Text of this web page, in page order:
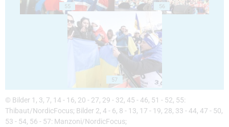
55 56
57
© Bilder 1, 3, 7, 14 - 16, 20 - 27, 29 - 32, 45 - 46, 51 - 52, 55:
Thibaut/NordicFocus; Bilder 2, 4 - 6, 8 - 13, 17 - 19, 28, 33 - 44, 47 - 50,
53 - 54, 56 - 57: Manzoni/NordicFocus;